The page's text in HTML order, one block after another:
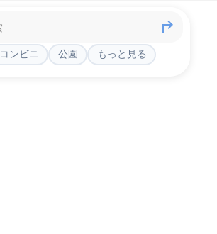
コンビニ 公園 もっと見る